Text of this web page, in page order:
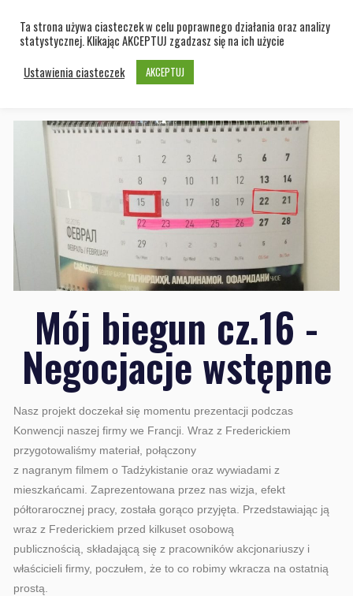
Mój biegun cz.16 -
Negocjacje wstępne
Nasz projekt doczekał się momentu prezentacji podczas
Konwencji naszej firmy we Francji. Wraz z Frederickiem
przygotowaliśmy materiał, połączony
z nagranym filmem o Tadżykistanie oraz wywiadami z
mieszkańcami. Zaprezentowana przez nas wizja, efekt
półtorarocznej pracy, została gorąco przyjęta. Przedstawiając ją
wraz z Frederickiem przed kilkuset osobową
publicznością, składającą się z pracowników akcjonariuszy i
właścicieli firmy, poczułem, że to co robimy wkracza na ostatnią
prostą.
Ta strona używa ciasteczek w celu poprawnego działania oraz analizy
statystycznej. Klikając AKCEPTUJ zgadzasz się na ich użycie
Ustawienia ciasteczek
AKCEPTUJ